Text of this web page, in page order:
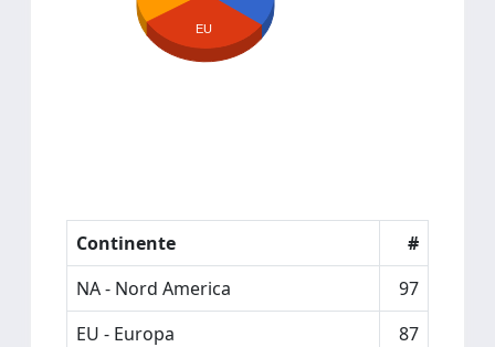
EU
Continente
#
NA - Nord America
97
EU - Europa
87